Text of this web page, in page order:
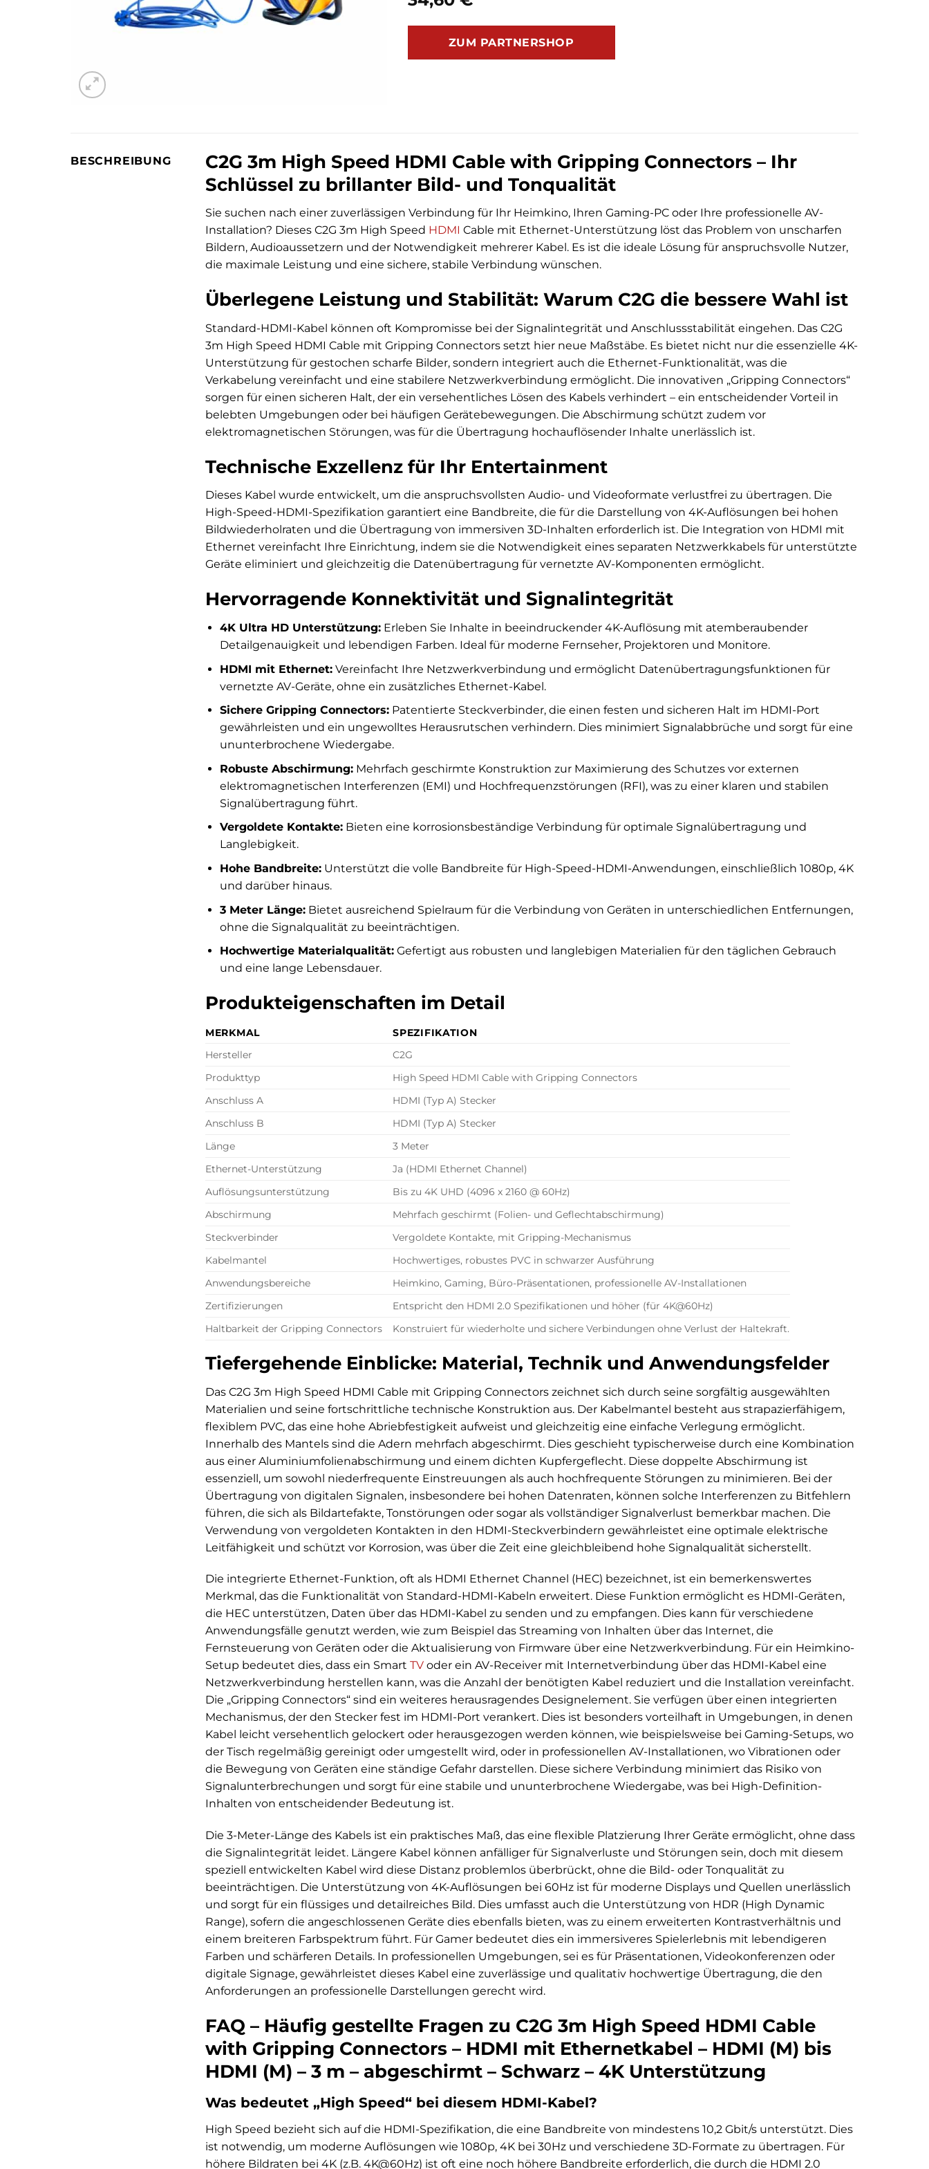
ZUM PARTNERSHOP
BESCHREIBUNG
C2G 3m High Speed HDMI Cable with Gripping Connectors – Ihr
Schlüssel zu brillanter Bild- und Tonqualität
Sie suchen nach einer zuverlässigen Verbindung für Ihr Heimkino, Ihren Gaming-PC oder Ihre professionelle AV-
Installation? Dieses C2G 3m High Speed HDMI Cable mit Ethernet-Unterstützung löst das Problem von unscharfen
Bildern, Audioaussetzern und der Notwendigkeit mehrerer Kabel. Es ist die ideale Lösung für anspruchsvolle Nutzer,
die maximale Leistung und eine sichere, stabile Verbindung wünschen.
Überlegene Leistung und Stabilität: Warum C2G die bessere Wahl ist
Standard-HDMI-Kabel können oft Kompromisse bei der Signalintegrität und Anschlussstabilität eingehen. Das C2G
3m High Speed HDMI Cable mit Gripping Connectors setzt hier neue Maßstäbe. Es bietet nicht nur die essenzielle 4K-
Unterstützung für gestochen scharfe Bilder, sondern integriert auch die Ethernet-Funktionalität, was die
Verkabelung vereinfacht und eine stabilere Netzwerkverbindung ermöglicht. Die innovativen „Gripping Connectors“
sorgen für einen sicheren Halt, der ein versehentliches Lösen des Kabels verhindert – ein entscheidender Vorteil in
belebten Umgebungen oder bei häufigen Gerätebewegungen. Die Abschirmung schützt zudem vor
elektromagnetischen Störungen, was für die Übertragung hochauflösender Inhalte unerlässlich ist.
Technische Exzellenz für Ihr Entertainment
Dieses Kabel wurde entwickelt, um die anspruchsvollsten Audio- und Videoformate verlustfrei zu übertragen. Die
High-Speed-HDMI-Spezifikation garantiert eine Bandbreite, die für die Darstellung von 4K-Auflösungen bei hohen
Bildwiederholraten und die Übertragung von immersiven 3D-Inhalten erforderlich ist. Die Integration von HDMI mit
Ethernet vereinfacht Ihre Einrichtung, indem sie die Notwendigkeit eines separaten Netzwerkkabels für unterstützte
Geräte eliminiert und gleichzeitig die Datenübertragung für vernetzte AV-Komponenten ermöglicht.
Hervorragende Konnektivität und Signalintegrität
4K Ultra HD Unterstützung:Erleben Sie Inhalte in beeindruckender 4K-Auflösung mit atemberaubender
Detailgenauigkeit und lebendigen Farben. Ideal für moderne Fernseher, Projektoren und Monitore.
HDMI mit Ethernet:Vereinfacht Ihre Netzwerkverbindung und ermöglicht Datenübertragungsfunktionen für
vernetzte AV-Geräte, ohne ein zusätzliches Ethernet-Kabel.
Sichere Gripping Connectors:Patentierte Steckverbinder, die einen festen und sicheren Halt im HDMI-Port
gewährleisten und ein ungewolltes Herausrutschen verhindern. Dies minimiert Signalabbrüche und sorgt für eine
ununterbrochene Wiedergabe.
Robuste Abschirmung:Mehrfach geschirmte Konstruktion zur Maximierung des Schutzes vor externen
elektromagnetischen Interferenzen (EMI) und Hochfrequenzstörungen (RFI), was zu einer klaren und stabilen
Signalübertragung führt.
Vergoldete Kontakte:Bieten eine korrosionsbeständige Verbindung für optimale Signalübertragung und
Langlebigkeit.
Hohe Bandbreite:Unterstützt die volle Bandbreite für High-Speed-HDMI-Anwendungen, einschließlich 1080p, 4K
und darüber hinaus.
3 Meter Länge:Bietet ausreichend Spielraum für die Verbindung von Geräten in unterschiedlichen Entfernungen,
ohne die Signalqualität zu beeinträchtigen.
Hochwertige Materialqualität:Gefertigt aus robusten und langlebigen Materialien für den täglichen Gebrauch
und eine lange Lebensdauer.
Produkteigenschaften im Detail
MERKMAL
SPEZIFIKATION
Hersteller
C2G
Produkttyp
High Speed HDMI Cable with Gripping Connectors
Anschluss A
HDMI (Typ A) Stecker
Anschluss B
HDMI (Typ A) Stecker
Länge
3 Meter
Ethernet-Unterstützung
Ja (HDMI Ethernet Channel)
Auflösungsunterstützung
Bis zu 4K UHD (4096 x 2160 @ 60Hz)
Abschirmung
Mehrfach geschirmt (Folien- und Geflechtabschirmung)
Steckverbinder
Vergoldete Kontakte, mit Gripping-Mechanismus
Kabelmantel
Hochwertiges, robustes PVC in schwarzer Ausführung
Anwendungsbereiche
Heimkino, Gaming, Büro-Präsentationen, professionelle AV-Installationen
Zertifizierungen
Entspricht den HDMI 2.0 Spezifikationen und höher (für 4K@60Hz)
Haltbarkeit der Gripping Connectors
Konstruiert für wiederholte und sichere Verbindungen ohne Verlust der Haltekraft.
Tiefergehende Einblicke: Material, Technik und Anwendungsfelder
Das C2G 3m High Speed HDMI Cable mit Gripping Connectors zeichnet sich durch seine sorgfältig ausgewählten
Materialien und seine fortschrittliche technische Konstruktion aus. Der Kabelmantel besteht aus strapazierfähigem,
flexiblem PVC, das eine hohe Abriebfestigkeit aufweist und gleichzeitig eine einfache Verlegung ermöglicht.
Innerhalb des Mantels sind die Adern mehrfach abgeschirmt. Dies geschieht typischerweise durch eine Kombination
aus einer Aluminiumfolienabschirmung und einem dichten Kupfergeflecht. Diese doppelte Abschirmung ist
essenziell, um sowohl niederfrequente Einstreuungen als auch hochfrequente Störungen zu minimieren. Bei der
Übertragung von digitalen Signalen, insbesondere bei hohen Datenraten, können solche Interferenzen zu Bitfehlern
führen, die sich als Bildartefakte, Tonstörungen oder sogar als vollständiger Signalverlust bemerkbar machen. Die
Verwendung von vergoldeten Kontakten in den HDMI-Steckverbindern gewährleistet eine optimale elektrische
Leitfähigkeit und schützt vor Korrosion, was über die Zeit eine gleichbleibend hohe Signalqualität sicherstellt.
Die integrierte Ethernet-Funktion, oft als HDMI Ethernet Channel (HEC) bezeichnet, ist ein bemerkenswertes
Merkmal, das die Funktionalität von Standard-HDMI-Kabeln erweitert. Diese Funktion ermöglicht es HDMI-Geräten,
die HEC unterstützen, Daten über das HDMI-Kabel zu senden und zu empfangen. Dies kann für verschiedene
Anwendungsfälle genutzt werden, wie zum Beispiel das Streaming von Inhalten über das Internet, die
Fernsteuerung von Geräten oder die Aktualisierung von Firmware über eine Netzwerkverbindung. Für ein Heimkino-
Setup bedeutet dies, dass ein Smart TV oder ein AV-Receiver mit Internetverbindung über das HDMI-Kabel eine
Netzwerkverbindung herstellen kann, was die Anzahl der benötigten Kabel reduziert und die Installation vereinfacht.
Die „Gripping Connectors“ sind ein weiteres herausragendes Designelement. Sie verfügen über einen integrierten
Mechanismus, der den Stecker fest im HDMI-Port verankert. Dies ist besonders vorteilhaft in Umgebungen, in denen
Kabel leicht versehentlich gelockert oder herausgezogen werden können, wie beispielsweise bei Gaming-Setups, wo
der Tisch regelmäßig gereinigt oder umgestellt wird, oder in professionellen AV-Installationen, wo Vibrationen oder
die Bewegung von Geräten eine ständige Gefahr darstellen. Diese sichere Verbindung minimiert das Risiko von
Signalunterbrechungen und sorgt für eine stabile und ununterbrochene Wiedergabe, was bei High-Definition-
Inhalten von entscheidender Bedeutung ist.
Die 3-Meter-Länge des Kabels ist ein praktisches Maß, das eine flexible Platzierung Ihrer Geräte ermöglicht, ohne dass
die Signalintegrität leidet. Längere Kabel können anfälliger für Signalverluste und Störungen sein, doch mit diesem
speziell entwickelten Kabel wird diese Distanz problemlos überbrückt, ohne die Bild- oder Tonqualität zu
beeinträchtigen. Die Unterstützung von 4K-Auflösungen bei 60Hz ist für moderne Displays und Quellen unerlässlich
und sorgt für ein flüssiges und detailreiches Bild. Dies umfasst auch die Unterstützung von HDR (High Dynamic
Range), sofern die angeschlossenen Geräte dies ebenfalls bieten, was zu einem erweiterten Kontrastverhältnis und
einem breiteren Farbspektrum führt. Für Gamer bedeutet dies ein immersiveres Spielerlebnis mit lebendigeren
Farben und schärferen Details. In professionellen Umgebungen, sei es für Präsentationen, Videokonferenzen oder
digitale Signage, gewährleistet dieses Kabel eine zuverlässige und qualitativ hochwertige Übertragung, die den
Anforderungen an professionelle Darstellungen gerecht wird.
FAQ – Häufig gestellte Fragen zu C2G 3m High Speed HDMI Cable
with Gripping Connectors – HDMI mit Ethernetkabel – HDMI (M) bis
HDMI (M) – 3 m – abgeschirmt – Schwarz – 4K Unterstützung
Was bedeutet „High Speed“ bei diesem HDMI-Kabel?
High Speed bezieht sich auf die HDMI-Spezifikation, die eine Bandbreite von mindestens 10,2 Gbit/s unterstützt. Dies
ist notwendig, um moderne Auflösungen wie 1080p, 4K bei 30Hz und verschiedene 3D-Formate zu übertragen. Für
höhere Bildraten bei 4K (z.B. 4K@60Hz) ist oft eine noch höhere Bandbreite erforderlich, die durch die HDMI 2.0